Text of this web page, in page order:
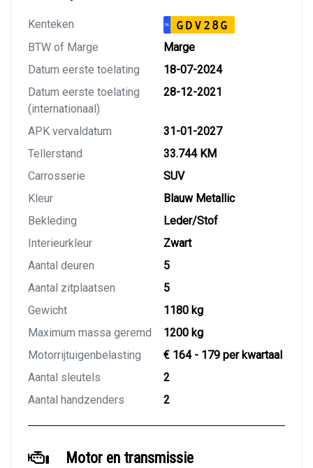
Kenteken NL GDV28G
BTW of Marge
Marge
Datum eerste toelating
18-07-2024
Datum eerste toelating
(internationaal)
28-12-2021
APK vervaldatum
31-01-2027
Tellerstand
33.744 KM
Carrosserie
SUV
Kleur
Blauw Metallic
Bekleding
Leder/Stof
Interieurkleur
Zwart
Aantal deuren
5
Aantal zitplaatsen
5
Gewicht
1180 kg
Maximum massa geremd
1200 kg
Motorrijtuigenbelasting
€ 164 - 179 per kwartaal
Aantal sleutels
2
Aantal handzenders
2
Motor en transmissie